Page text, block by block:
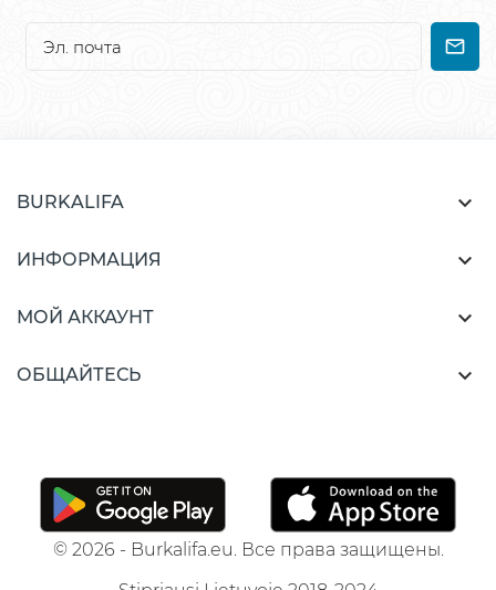
BURKALIFA 
ИНФОРМАЦИЯ 
МОЙ АККАУНТ 
ОБЩАЙТЕСЬ 
© 2026 - Burkalifa.eu. Все права защищены.